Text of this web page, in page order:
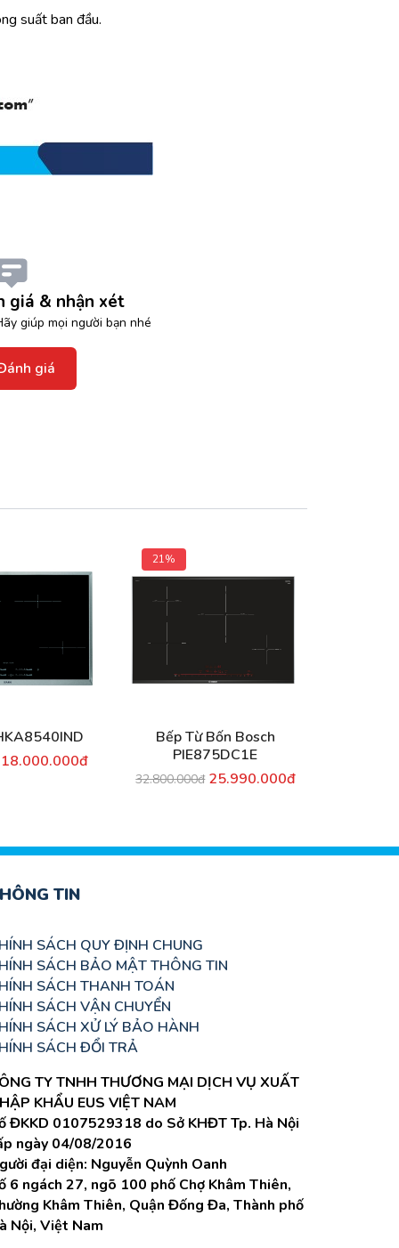
suất ban đầu.
giá & nhận xét
giúp mọi người bạn nhé
giá
18.000.000đ
21%
Bếp Từ Bốn Bosch
PIE875DC1E
32.800.000đ 25.990.000đ
TIN
SÁCH QUY ĐỊNH CHUNG
SÁCH BẢO MẬT THÔNG TIN
SÁCH THANH TOÁN
SÁCH VẬN CHUYỂN
SÁCH XỬ LÝ BẢO HÀNH
SÁCH ĐỔI TRẢ
TY TNHH THƯƠNG MẠI DỊCH VỤ XUẤT
KHẨU EUS VIỆT NAM
ĐKKD 0107529318 do Sở KHĐT Tp. Hà Nội
ngày 04/08/2016
đại diện: Nguyễn Quỳnh Oanh
6 ngách 27, ngõ 100 phố Chợ Khâm Thiên,
Khâm Thiên, Quận Đống Đa, Thành phố
Nội, Việt Nam